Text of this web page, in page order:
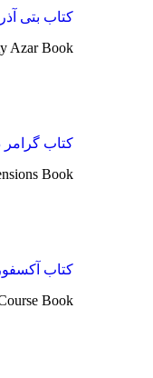
کتاب بتی آذر
Azar Book
کتاب گرامر
Book
کتاب
Book